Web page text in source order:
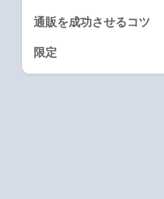
通販を成功させるコツ
限定